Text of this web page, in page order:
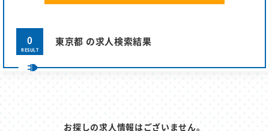
0
RESULT
東京都 の求人検索結果
お探しの求人情報はございません。